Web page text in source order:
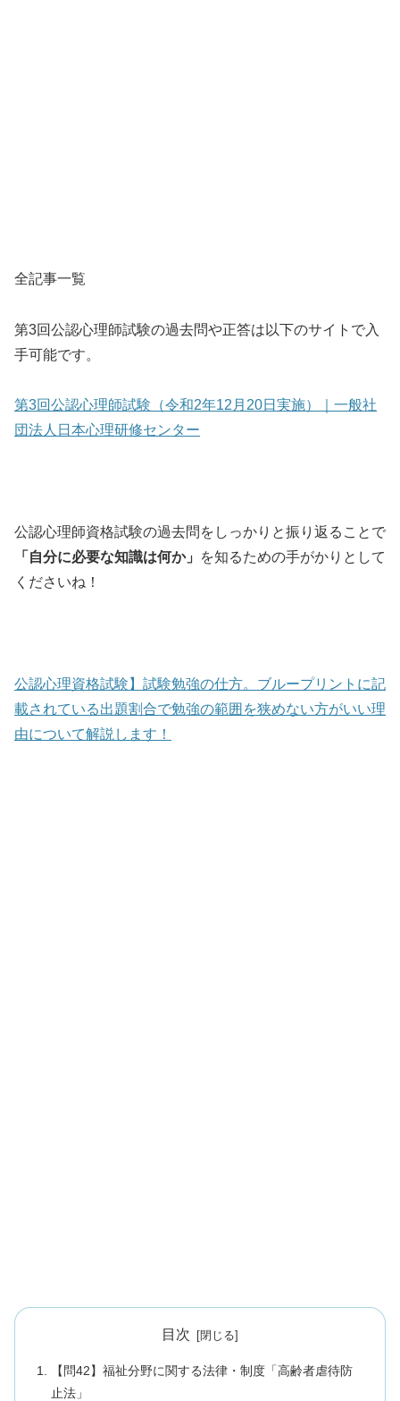
全記事一覧
第3回公認心理師試験の過去問や正答は以下のサイトで入
手可能です。
第3回公認心理師試験（令和2年12月20日実施）｜一般社
団法人日本心理研修センター
公認心理師資格試験の過去問をしっかりと振り返ることで
「自分に必要な知識は何か」
を知るための手がかりとして
くださいね！
公認心理資格試験】試験勉強の仕方。ブループリントに記
載されている出題割合で勉強の範囲を狭めない方がいい理
由について解説します！
目次
【問42】福祉分野に関する法律・制度「高齢者虐待防
止法」